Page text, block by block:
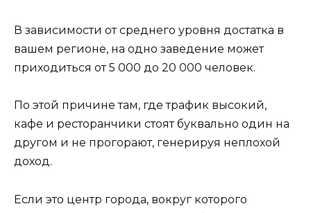
В зависимости от среднего уровня достатка в
вашем регионе, на одно заведение может
приходиться от 5 000 до 20 000 человек.
По этой причине там, где трафик высокий,
кафе и ресторанчики стоят буквально один на
другом и не прогорают, генерируя неплохой
доход.
Если это центр города, вокруг которого